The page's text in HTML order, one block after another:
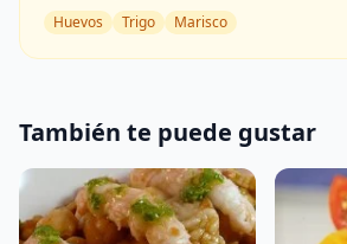
Huevos Trigo Marisco
También te puede gustar